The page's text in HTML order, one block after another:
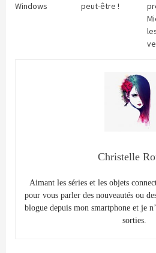
Windows
peut-être !
Christelle
Aimant les séries et les objets
pour vous parler des nouveautés ou
blogue depuis mon smartphone et je
sorties.